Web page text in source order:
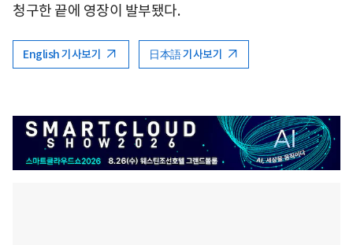
청구한 끝에 영장이 발부됐다.
English 기사보기 日本語 기사보기